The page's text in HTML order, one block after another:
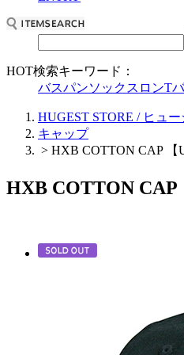
HOT検索キーワード：
バスパンソックス ロンT
HUGEST STORE / ヒュ
キャップ
> HXB COTTON CAP
HXB COTTON